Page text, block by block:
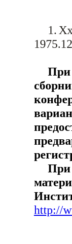
1.
При
http://